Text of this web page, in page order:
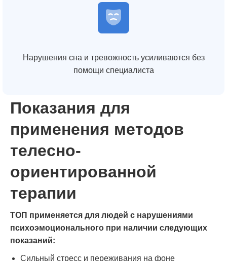
Нарушения сна и тревожность усиливаются без
помощи специалиста
Показания для
применения методов
телесно-
ориентированной
терапии
ТОП применяется для людей с нарушениями
психоэмоционального при наличии следующих
показаний:
Сильный стресс и переживания на фоне